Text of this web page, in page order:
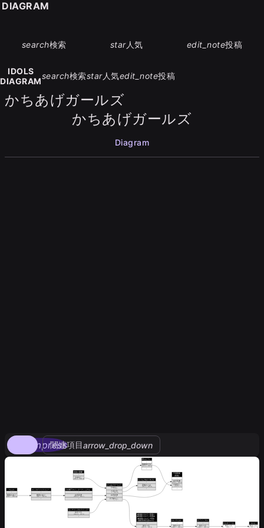
search検索 star人気 edit_note投稿
IDOLS
DIAGRAM
search検索star人気edit_note投稿
かちあげガールズ
かちあげガールズ
Diagram
compress
関連項目arrow_drop_down